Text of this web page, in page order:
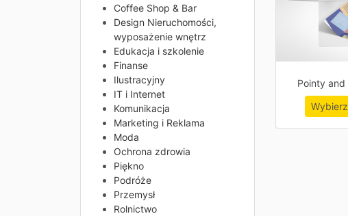
Coffee Shop & Bar
Design Nieruchomości,
wyposażenie wnętrz
Edukacja i szkolenie
Finanse
Ilustracyjny
IT i Internet
Komunikacja
Marketing i Reklama
Moda
Ochrona zdrowia
Piękno
Podróże
Przemysł
Rolnictwo
Pointy